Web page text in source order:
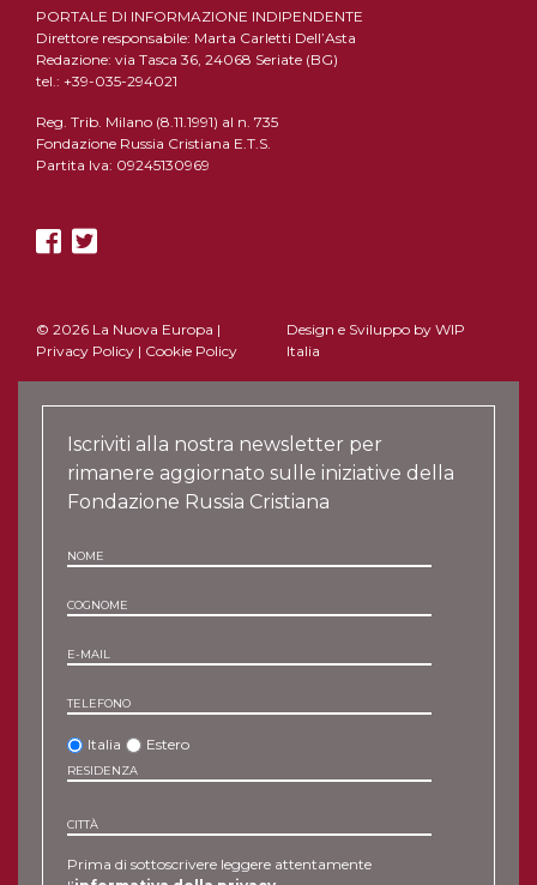
PORTALE DI INFORMAZIONE INDIPENDENTE
Direttore responsabile: Marta Carletti Dell’Asta
Redazione: via Tasca 36, 24068 Seriate (BG)
tel.: +39-035-294021
Reg. Trib. Milano (8.11.1991) al n. 735
Fondazione Russia Cristiana E.T.S.
Partita Iva: 09245130969
© 2026 La Nuova Europa |
Privacy Policy | Cookie Policy
Design e Sviluppo by WIP
Italia
Iscriviti alla nostra newsletter per
rimanere aggiornato sulle iniziative della
Fondazione Russia Cristiana
NOME
COGNOME
E-MAIL
TELEFONO
Italia Estero
RESIDENZA
CITTÀ
Prima di sottoscrivere leggere attentamente